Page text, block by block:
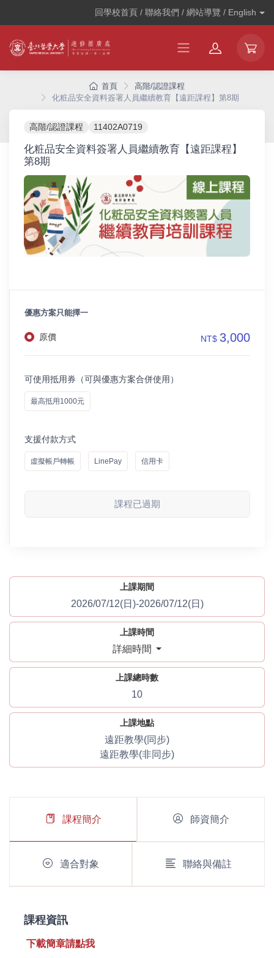
回學校首頁 / 聯絡我們 / 網站導覽 / English
首頁
高階/認證課程
化粧品安全資料簽署人員繼續教育【遠距課程】第8期
高階/認證課程 11402A0719
化粧品安全資料簽署人員繼續教育【遠距課程】
第8期
優惠方案只能擇一
原價 NT$ 3,000
可使用抵用券（可與優惠方案合併使用）
最高抵用1000元
支援付款方式
虛擬帳戶轉帳 LinePay 信用卡
課程已過期
上課期間
2026/07/12(日)-2026/07/12(日)
上課時間
詳細時間
上課總時數
10
上課地點
遠距教學(同步)
遠距教學(非同步)
課程簡介 師資簡介
適合對象 聯絡與備註
課程資訊
下載簡章請點我